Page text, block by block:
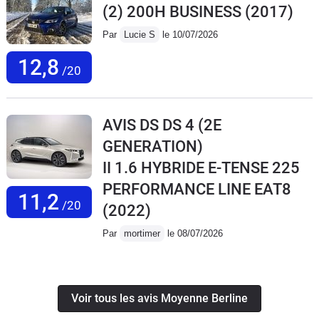
12,8 /20
(2) 200H BUSINESS (2017)
Par Lucie S le 10/07/2026
11,2 /20
AVIS DS DS 4 (2E
GENERATION)
II 1.6 HYBRIDE E-TENSE 225
PERFORMANCE LINE EAT8
(2022)
Par mortimer le 08/07/2026
Voir tous les avis Moyenne Berline